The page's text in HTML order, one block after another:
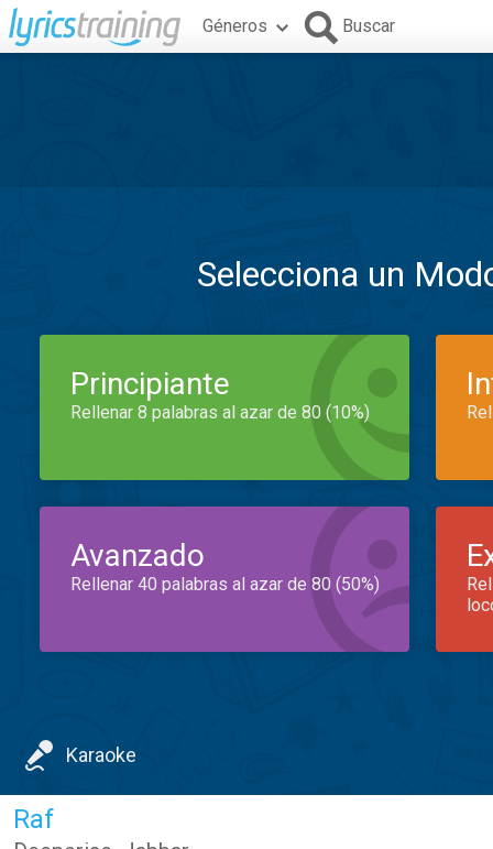
Géneros Buscar
Selecciona un
Principiante
Rellenar 8 palabras al azar de 80 (10%)
Avanzado
Rellenar 40 palabras al azar de 80 (50%)
Karaoke
Raf